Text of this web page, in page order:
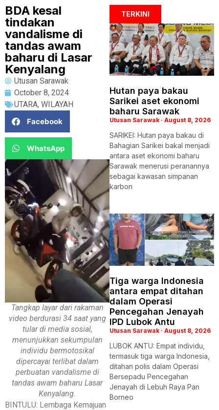
BDA kesal
tindakan
vandalisme di
tandas awam
baharu di Lasar
Kenyalang
Utusan Sarawak
October 8, 2024
UTARA, WILAYAH
Facebook
WhatsApp
Tangkap layar dari rakaman
video berdurasi 34 saat yang
tular di media sosial,
menunjukkan sekumpulan
individu bermotosikal
dipercayai terlibat dalam
perbuatan vandalisme di
tandas awam baharu Lasar
Kenyalang.
BINTULU: Lembaga Kemajuan
TERKINI
Hutan paya bakau
Sarikei aset ekonomi
baharu Sarawak
Utusan Sarawak August 8, 2026
SARIKEI: Hutan paya bakau di
Bahagian Sarikei bakal menjadi
antara aset ekonomi baharu
Sarawak menerusi peranannya
sebagai kawasan simpanan
karbon
Tiga warga Indonesia
antara empat ditahan
dalam Operasi
Pencegahan Jenayah
IPD Lubok Antu
Utusan Sarawak August 8, 2026
LUBOK ANTU: Empat individu,
termasuk tiga warga Indonesia,
ditahan polis dalam Operasi
Bersepadu Pencegahan
Jenayah di Lebuh Raya Pan
Borneo